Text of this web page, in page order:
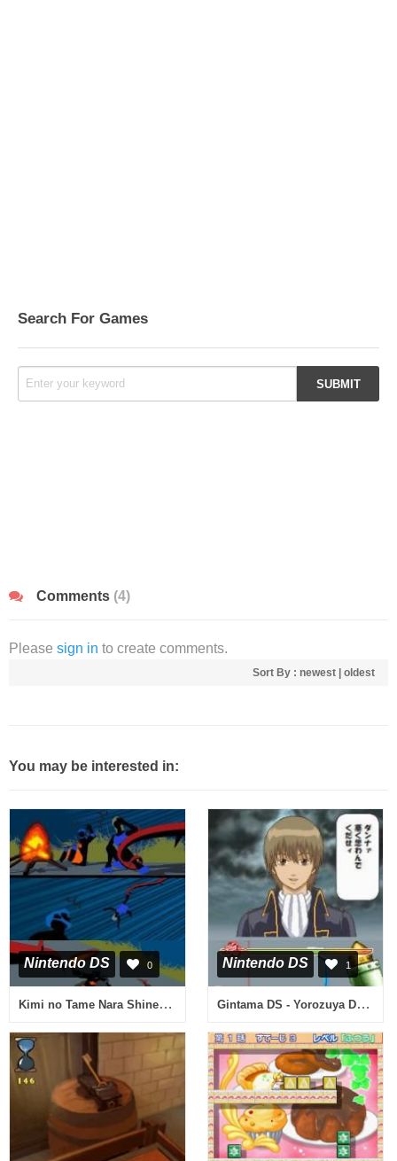
Search For Games
Comments (4)
Please sign in to create comments.
Sort By : newest oldest
You may be interested in:
Nintendo DS 0
Kimi no Tame Nara Shineru (Japan) (En,Ja)
Nintendo DS 1
Gintama DS - Yorozuya Daisoudou (Japan)